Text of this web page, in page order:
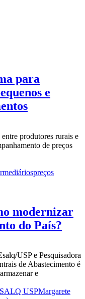
para
e
produtores rurais e
de preços
preços
modernizar
do País?
USP e Pesquisadora
de Abastecimento é
e
USPMargarete